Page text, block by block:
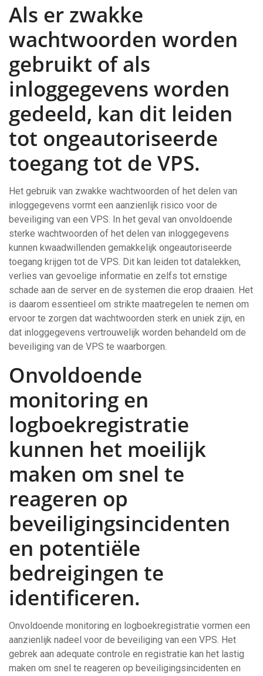
Als er zwakke
wachtwoorden worden
gebruikt of als
inloggegevens worden
gedeeld, kan dit leiden
tot ongeautoriseerde
toegang tot de VPS.
Het gebruik van zwakke wachtwoorden of het delen van
inloggegevens vormt een aanzienlijk risico voor de
beveiliging van een VPS. In het geval van onvoldoende
sterke wachtwoorden of het delen van inloggegevens
kunnen kwaadwillenden gemakkelijk ongeautoriseerde
toegang krijgen tot de VPS. Dit kan leiden tot datalekken,
verlies van gevoelige informatie en zelfs tot ernstige
schade aan de server en de systemen die erop draaien. Het
is daarom essentieel om strikte maatregelen te nemen om
ervoor te zorgen dat wachtwoorden sterk en uniek zijn, en
dat inloggegevens vertrouwelijk worden behandeld om de
beveiliging van de VPS te waarborgen.
Onvoldoende
monitoring en
logboekregistratie
kunnen het moeilijk
maken om snel te
reageren op
beveiligingsincidenten
en potentiële
bedreigingen te
identificeren.
Onvoldoende monitoring en logboekregistratie vormen een
aanzienlijk nadeel voor de beveiliging van een VPS. Het
gebrek aan adequate controle en registratie kan het lastig
maken om snel te reageren op beveiligingsincidenten en